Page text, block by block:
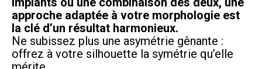
approche adaptée à votre morphologie est
la clé d’un résultat harmonieux.
Ne subissez plus une asymétrie gênante :
offrez à votre silhouette la symétrie qu’elle